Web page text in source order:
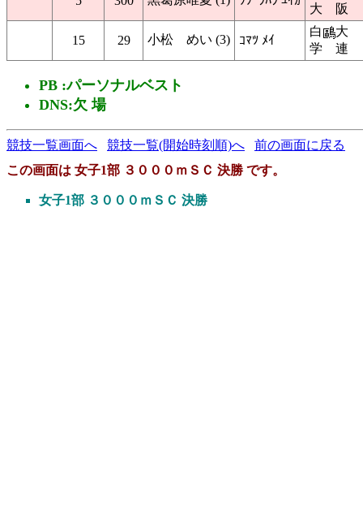
大 阪
15 29 小松 めい (3) ｺﾏﾂ ﾒｲ
白
大
学 連
PB :パーソナルベスト
DNS:欠 場
競技一覧画面へ 競技一覧(開始時刻順)へ
前の画面に戻る
この画面は 女子1部 ３０００ｍＳＣ 決勝 です。
女子1部 ３０００ｍＳＣ 決勝